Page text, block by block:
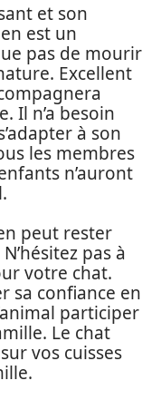
et son
est un
pas de mourir
Excellent
Il n’a besoin
à son
les membres
n’auront
peut rester
pas à
votre chat.
sa confiance en
participer
Le chat
vos cuisses